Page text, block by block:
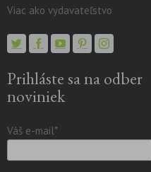
Viac ako vydavateľstvo
Prihláste sa na odber
noviniek
Váš e-mail*